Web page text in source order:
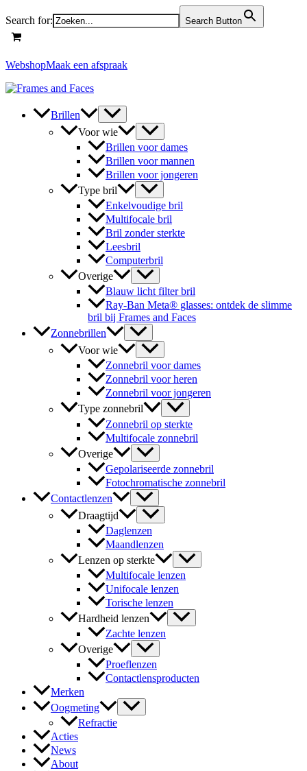
to
content
Search for: Search Button
WebshopMaak een afspraak
Brillen
Voor wie
Brillen voor dames
Brillen voor mannen
Brillen voor jongeren
Type bril
Enkelvoudige bril
Multifocale bril
Bril zonder sterkte
Leesbril
Computerbril
Overige
Blauw licht filter bril
Ray-Ban Meta® glasses: ontdek de slimme
bril bij Frames and Faces
Zonnebrillen
Voor wie
Zonnebril voor dames
Zonnebril voor heren
Zonnebril voor jongeren
Type zonnebril
Zonnebril op sterkte
Multifocale zonnebril
Overige
Gepolariseerde zonnebril
Fotochromatische zonnebril
Contactlenzen
Draagtijd
Daglenzen
Maandlenzen
Lenzen op sterkte
Multifocale lenzen
Unifocale lenzen
Torische lenzen
Hardheid lenzen
Zachte lenzen
Overige
Proeflenzen
Contactlensproducten
Merken
Oogmeting
Refractie
Acties
News
About